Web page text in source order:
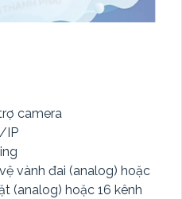
camera
IP
vành đai (analog) hoặc
(analog) hoặc 16 kênh